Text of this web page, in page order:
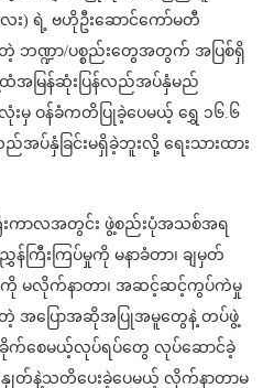
း) ရဲ့ ဗဟိုဦးဆောင်ကော်မတီ
ဘဏ္ဍာ/ပစ္စည်းတွေအတွက် အပြစ်ရှိ
ထံအမြန်ဆုံးပြန်လည်အပ်နှံမည်
လုံးမှ ဝန်ခံကတိပြုခဲ့ပေမယ့် ရွှေ ၁၆.၆
နှံခြင်းမရှိခဲ့ဘူးလို့ ရေးသားထား
ြီးကာလအတွင်း ဖွဲ့စည်းပုံအသစ်အရ
ြီးကြပ်မှုကို မနာခံတာ၊ ချမှတ်
ားကို မလိုက်နာတာ၊ အဆင့်ဆင့်ကွပ်ကဲမှု
တဲ့ အပြောအဆိုအပြုအမူတွေနဲ့ တပ်ဖွဲ့
စေမယ့်လုပ်ရပ်တွေ လုပ်ဆောင်ခဲ့
တ်နဲ့သတိပေးခဲ့ပေမ​ယ့် လိုက်နာတာမ